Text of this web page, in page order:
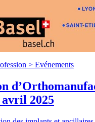
> Evénements
avril 2025